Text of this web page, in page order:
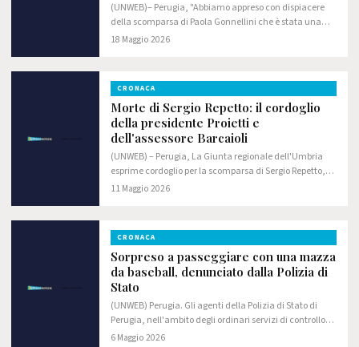
(UNWEB)– Perugia, "Abbiamo appreso con dispiacere
della scomparsa di Paola Gonnellini che è stata una
dirigente della Regione Umbria in un'epoca in cui
18 Maggio 2026
CRONACA
Morte di Sergio Repetto: il cordoglio
della presidente Proietti e
dell'assessore Barcaioli
(UNWEB) – Perugia, La Giunta regionale dell'Umbria
esprime cordoglio per la scomparsa di Sergio Repetto,
che ha ricoperto fino a poco tempo fa l'incarico di
11 Maggio 2026
CRONACA
Sorpreso a passeggiare con una mazza
da baseball, denunciato dalla Polizia di
Stato
(UNWEB) Perugia. Gli agenti della Polizia di Stato di
Perugia, nell'ambito degli ordinari servizi di controllo
del territorio, hanno denunciato in stato di libertà un
6 Maggio 2026